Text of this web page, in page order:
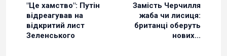
"Це хамство": Путін
відреагував на
відкритий лист
Зеленського
Замість Черчилля
жаба чи лисиця:
британці оберуть
нових...